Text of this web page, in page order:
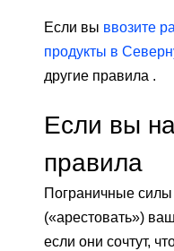
Если вы ввозите
продукты в
другие правила .
Если вы
правила
Пограничные силы
(«арестовать»)
если они сочтут,